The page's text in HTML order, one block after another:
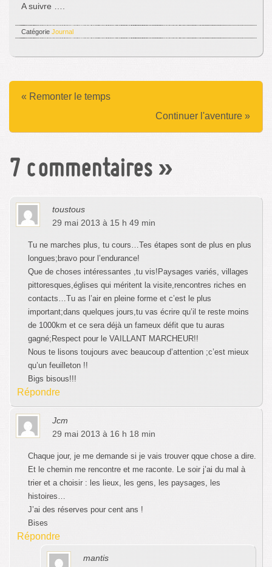
A suivre ….
Catégorie Journal
Continuer l'aventure »
« Remonter le temps
7 commentaires »
toustous
29 mai 2013 à 15 h 49 min
Tu ne marches plus, tu cours…Tes étapes sont de plus en plus
longues;bravo pour l’endurance!
Que de choses intéressantes ,tu vis!Paysages variés, villages
pittoresques,églises qui méritent la visite,rencontres riches en
contacts…Tu as l’air en pleine forme et c’est le plus
important;dans quelques jours,tu vas écrire qu’il te reste moins
de 1000km et ce sera déjà un fameux défit que tu auras
gagné;Respect pour le VAILLANT MARCHEUR!!
Nous te lisons toujours avec beaucoup d’attention ;c’est mieux
qu’un feuilleton !!
Bigs bisous!!!
Répondre
Jcm
29 mai 2013 à 16 h 18 min
Chaque jour, je me demande si je vais trouver qque chose a dire.
Et le chemin me rencontre et me raconte. Le soir j’ai du mal à
trier et a choisir : les lieux, les gens, les paysages, les
histoires…
J’ai des réserves pour cent ans !
Bises
Répondre
mantis